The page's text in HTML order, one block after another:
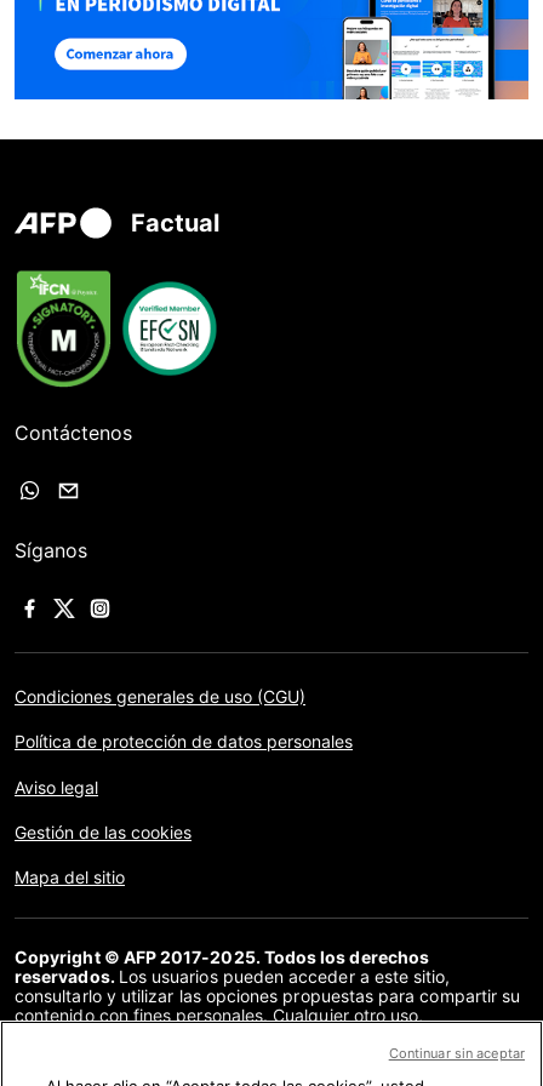
Factual
Contáctenos
Síganos
Condiciones generales de uso (CGU)
Política de protección de datos personales
Aviso legal
Gestión de las cookies
Mapa del sitio
Copyright © AFP 2017-2025. Todos los derechos
reservados. Los usuarios pueden acceder a este sitio,
consultarlo y utilizar las opciones propuestas para compartir su
contenido con fines personales. Cualquier otro uso,
distribución del contenido de este sitio, en su totalidad o en
Continuar sin aceptar